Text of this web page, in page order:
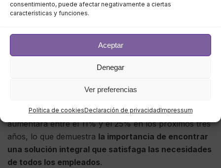
consentimiento, puede afectar negativamente a ciertas
características y funciones.
Aceptar
Denegar
Ver preferencias
Política de cookiesDeclaración de privacidadImpressum
La inversión en soluciones de experiencia digital del
esfuerzan por mejorar la satisfacción de los
empleados. Mientras que sólo el 25% de los
experiencia digital del empleado completa actualmente,
la mayoría (casi el 60%) espera implementar una en
su presupuesto para soluciones de este tipo
aumentará entre el 11% y el 25% en los próximos tres
años, lo que demuestra la importancia de encontrar
una solución integral que satisfaga las necesidades
de todos los empleados.